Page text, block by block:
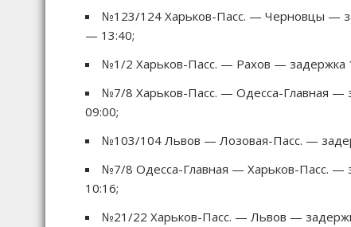
№123/124 Харьков-Пасс. — Черновцы —
— 13:40;
№1/2 Харьков-Пасс. — Рахов — задержка
№7/8 Харьков-Пасс. — Одесса-Главная —
09:00;
№103/104 Львов — Лозовая-Пасс. —
№7/8 Одесса-Главная — Харьков-Пасс. —
10:16;
№21/22 Харьков-Пасс. — Львов —